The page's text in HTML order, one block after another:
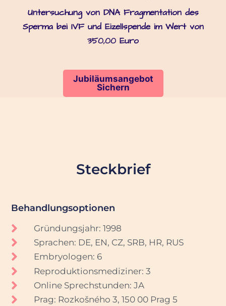
Untersuchung von DNA Fragmentation des
Sperma bei IVF und Eizellspende im Wert von
350,00 Euro
Jubiläumsangebot
Sichern
Behandlungsoptionen
Gründungsjahr: 1998
Sprachen: DE, EN, CZ, SRB, HR, RUS
Embryologen: 6
Reproduktionsmediziner: 3
Online Sprechstunden: JA
Prag: Rozkošného 3, 150 00 Prag 5
Steckbrief